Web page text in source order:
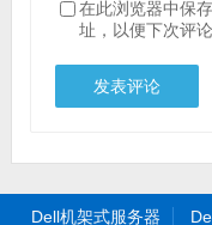
在此浏览器中保
址，以便下次评论
Dell机架式服务器